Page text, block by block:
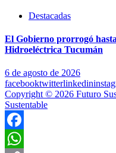
Destacadas
El Gobierno prorrogó
Hidroeléctrica Tucumán
6 de agosto de 2026
facebooktwitterlinkedin
Copyright © 2026 Futuro
Sustentable
Facebook